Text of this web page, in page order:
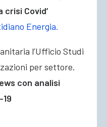
crisi Covid’
Energia.
l’Ufficio Studi
per settore.
con analisi